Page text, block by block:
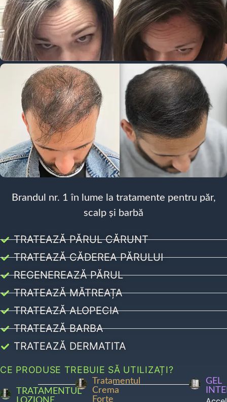
Brandul nr. 1 în lume la tratamente pentru păr,
scalp și barbă
TRATEAZĂ PĂRUL CĂRUNT
TRATEAZĂ CĂDEREA PĂRULUI
REGENEREAZĂ PĂRUL
TRATEAZĂ MĂTREAȚA
TRATEAZĂ ALOPECIA
TRATEAZĂ BARBA
TRATEAZĂ DERMATITA
CE PRODUSE TREBUIE SĂ UTILIZAȚI?
TRATAMENTUL
Tratamentul
Crema
Forte
GEL